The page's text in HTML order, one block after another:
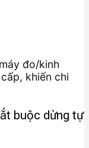
đo/kinh
khiến chi
buộc dừng tự